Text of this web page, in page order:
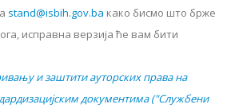
stand@isbih.gov.ba како бисмо што брже
исправна верзија ће вам бити
и заштити ауторских права на
документима ("Службени